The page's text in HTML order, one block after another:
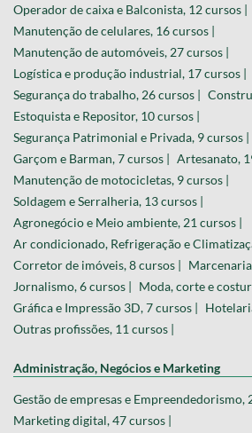
Operador de caixa e Balconista, 12 cursos |
Manutenção de celulares, 16 cursos |
Manutenção de automóveis, 27 cursos |
Logística e produção industrial, 17 cursos |
Segurança do trabalho, 26 cursos |
Estoquista e Repositor, 10 cursos |
Segurança Patrimonial e Privada, 9 cursos |
Garçom e Barman, 7 cursos |
Artesanato,
Manutenção de motocicletas, 9 cursos |
Soldagem e Serralheria, 13 cursos |
Agronegócio e Meio ambiente, 21 cursos |
Ar condicionado, Refrigeração e
Corretor de imóveis, 8 cursos |
Marcenaria
Jornalismo, 6 cursos |
Moda, corte e
Gráfica e Impressão 3D, 7 cursos |
Outras profissões, 11 cursos |
Administração, Negócios e Marketing
Gestão de empresas e Empreendedorismo,
Marketing digital, 47 cursos |